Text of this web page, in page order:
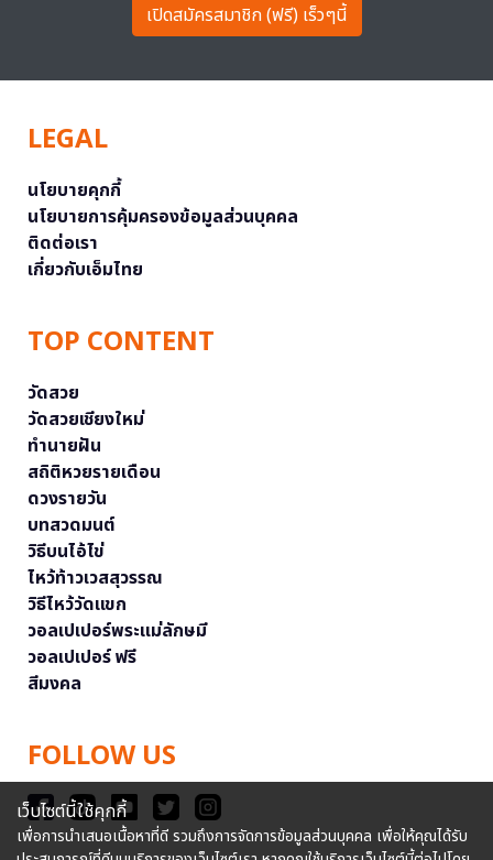
เปิดสมัครสมาชิก (ฟรี) เร็วๆนี้
LEGAL
นโยบายคุกกี้
นโยบายการคุ้มครองข้อมูลส่วนบุคคล
ติดต่อเรา
เกี่ยวกับเอ็มไทย
TOP CONTENT
วัดสวย
วัดสวยเชียงใหม่
ทำนายฝัน
สถิติหวยรายเดือน
ดวงรายวัน
บทสวดมนต์
วิธีบนไอ้ไข่
ไหว้ท้าวเวสสุวรรณ
วิธีไหว้วัดแขก
วอลเปเปอร์พระแม่ลักษมี
วอลเปเปอร์ ฟรี
สีมงคล
FOLLOW US
เว็บไซต์นี้ใช้คุกกี้
เพื่อการนำเสนอเนื้อหาที่ดี รวมถึงการจัดการข้อมูลส่วนบุคคล เพื่อให้คุณได้รับ